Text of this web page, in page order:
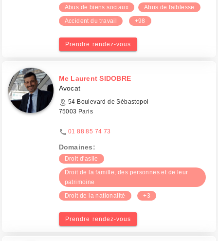
Abus de biens sociaux
Abus de faiblesse
Accident du travail
+98
Prendre rendez-vous
Me Laurent SIDOBRE
Avocat
54 Boulevard de Sébastopol
75003 Paris
01 88 85 74 73
Domaines:
Droit d'asile
Droit de la famille, des personnes et de leur
patrimoine
Droit de la nationalité
+3
Prendre rendez-vous